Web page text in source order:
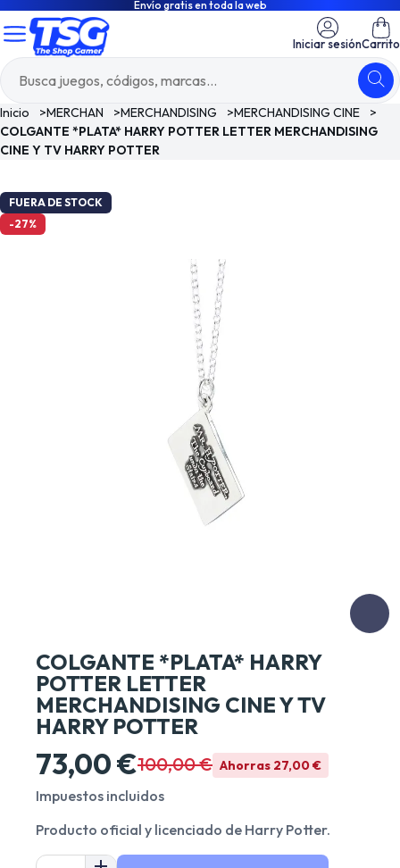
Envío gratis en toda la web
Iniciar sesiónCarrito
Inicio >MERCHAN >MERCHANDISING >MERCHANDISING CINE
>
COLGANTE *PLATA* HARRY POTTER LETTER MERCHANDISING
CINE Y TV HARRY POTTER
FUERA DE STOCK
-27%
COLGANTE *PLATA* HARRY
POTTER LETTER
MERCHANDISING CINE Y TV
HARRY POTTER
73,00 €100,00 € Ahorras 27,00 €
Impuestos incluidos
Producto oficial y licenciado de Harry Potter.